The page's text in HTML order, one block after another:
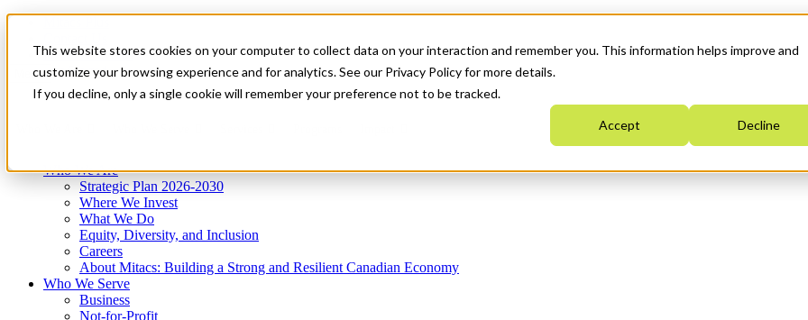
This website stores cookies on your computer to collect data on your interaction and remember you. This information helps improve and
customize your browsing experience and for analytics. See our Privacy Policy for more details.
If you decline, only a single cookie will remember your preference not to be tracked.
Accept Decline
News & Events
Get Started
Menu
Who We Are
Strategic Plan 2026-2030
Where We Invest
What We Do
Equity, Diversity, and Inclusion
Careers
About Mitacs: Building a Strong and Resilient Canadian Economy
Who We Serve
Business
Not-for-Profit